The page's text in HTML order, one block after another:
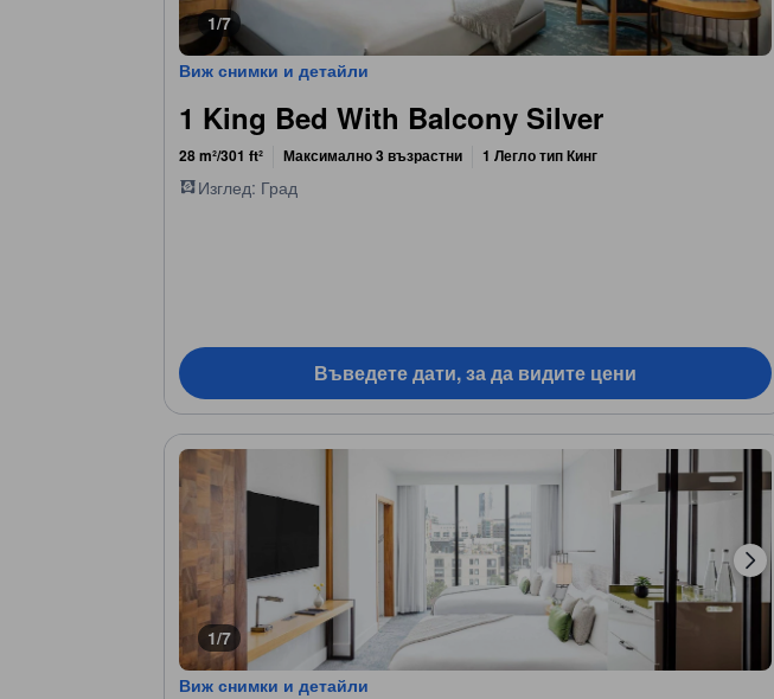
1/7
Виж снимки и детайли
1 King Bed With Balcony Silver
28 m²/301 ft² Максимално 3 възрастни 1 Легло тип Кинг
Изглед: Град
Въведете дати, за да видите цени
1/7
Виж снимки и детайли